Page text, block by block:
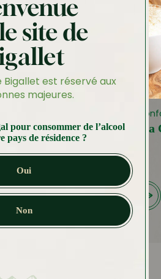
site de
Bigallet est réservé aux
majeures.
pour consommer de l’alcool
pays de résidence ?
Oui
Non
Une boisson
Chaï Latte à la